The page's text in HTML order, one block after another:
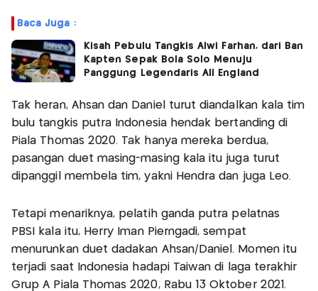
Baca Juga :
Kisah Pebulu Tangkis Alwi Farhan, dari Ban
Kapten Sepak Bola Solo Menuju
Panggung Legendaris All England
Tak heran, Ahsan dan Daniel turut diandalkan kala tim
bulu tangkis putra Indonesia hendak bertanding di
Piala Thomas 2020. Tak hanya mereka berdua,
pasangan duet masing-masing kala itu juga turut
dipanggil membela tim, yakni Hendra dan juga Leo.
Tetapi menariknya, pelatih ganda putra pelatnas
PBSI kala itu, Herry Iman Pierngadi, sempat
menurunkan duet dadakan Ahsan/Daniel. Momen itu
terjadi saat Indonesia hadapi Taiwan di laga terakhir
Grup A Piala Thomas 2020, Rabu 13 Oktober 2021.